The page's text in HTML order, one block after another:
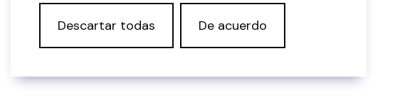
Descartar todas De acuerdo